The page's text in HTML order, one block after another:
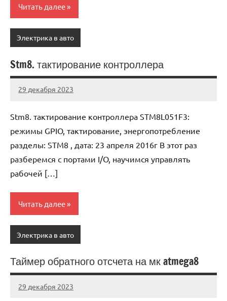
Читать далее
Электрика в авто
Stm8. тактирование контроллера
29 декабря 2023
avtogear63_r
Нет
Stm8. тактирование контроллера STM8L051F3:
режимы GPIO, тактирование, энергопотребление
разделы: STM8 , дата: 23 апреля 2016г В этот раз
разберемся с портами I/O, научимся управлять
рабочей […]
Читать далее
Электрика в авто
Таймер обратного отсчета на мк atmega8
29 декабря 2023
avtogear63_r
Нет